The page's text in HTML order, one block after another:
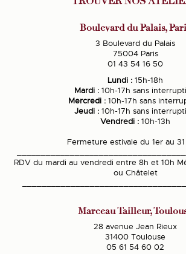
Boulevard du Palais,
3 Boulevard du Palais
75004 Paris
01 43 54 16 50
Lundi : 15h-18h
Mardi : 10h-17h sans
Mercredi :10h-17h sans
Jeudi : 10h-17h sans
Vendredi : 10h-13h
Fermeture estivale du 1er au
RDV du mardi au vendredi entre 8h et 10h
ou Châtelet
Marceau Tailleur,
28 avenue Jean Rieux
31400 Toulouse
05 61 54 60 02